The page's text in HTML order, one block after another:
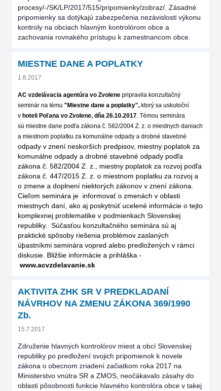
procesy/-/SK/LP/2017/515/pripomienky/zobraz/. Zásadné
pripomienky sa dotýkajú zabezpečenia nezávislosti výkonu
kontroly na obciach hlavným kontrolórom obce a
zachovania rovnakého prístupu k zamestnancom obce.
MIESTNE DANE A POPLATKY
1.8.2017
AC vzdelávacia agentúra vo Zvolene pripravila konzultačný
seminár na tému "Miestne dane a poplatky", ktorý sa uskutoční
v hoteli Poľana vo Zvolene, dňa 26.10.2017. Témou seminára
sú miestne dane podľa zákona č. 582/2004 Z. z. o miestnych daniach
a miestnom poplatku za komunálne odpady a drobné stavebné
odpady v znení neskorších predpisov, miestny poplatok za
komunálne odpady a drobné stavebné odpady podľa
zákona č. 582/2004 Z. z., miestny poplatok za rozvoj podľa
zákona č. 447/2015 Z. z. o miestnom poplatku za rozvoj a
o zmene a doplnení niektorých zákonov v znení zákona.
Cieľom seminára je informovať o zmenách v oblasti
miestnych daní, ako aj poskytnúť ucelené informácie o tejto
komplexnej problematike v podmienkach Slovenskej
republiky. Súčasťou konzultačného seminára sú aj
praktické spôsoby riešenia problémov zaslaných
úþastníkmi seminára vopred alebo predložených v rámci
diskusie. Bližšie informácie a prihláška -
www.acvzdelavanie.sk
AKTIVITA ZHK SR V PREDKLADANÍ
NÁVRHOV NA ZMENU ZÁKONA 369/1990
Zb.
15.7.2017
Združenie hlavných kontrolórov miest a obcí Slovenskej
republiky po predložení svojich pripomienok k novele
zákona o obecnom zriadení začiatkom roka 2017 na
Ministerstvo vnútra SR a ZMOS, neočákavalo zásahy do
oblasti pôsobnosti funkcie hlavného kontrolóra obce v takej